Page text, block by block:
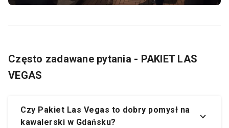
Często zadawane pytania - PAKIET LAS
VEGAS
Czy Pakiet Las Vegas to dobry pomysł na
kawalerski w Gdańsku?